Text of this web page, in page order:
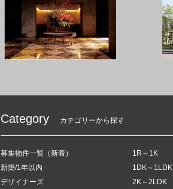
Category カテゴリーから探す
募集物件一覧（新着）
新築/1年以内
デザイナーズ
1R～1K
1DK～1LDK
2K～2LDK